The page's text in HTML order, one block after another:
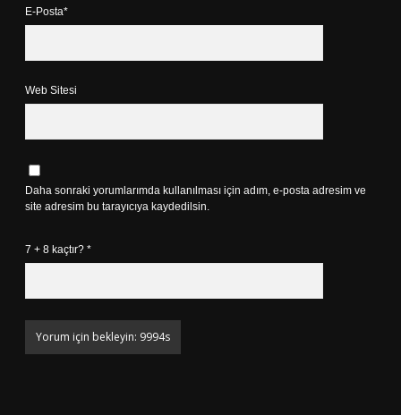
E-Posta*
Web Sitesi
Daha sonraki yorumlarımda kullanılması için adım, e-posta adresim ve
site adresim bu tarayıcıya kaydedilsin.
7 + 8 kaçtır? *